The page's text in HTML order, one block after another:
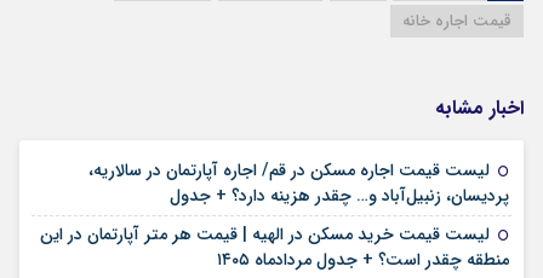
قیمت اجاره خانه
اخبار مشابه
لیست قیمت اجاره مسکن در قم/ اجاره آپارتمان در سالاریه،
پردیسان، زنبیل‌آباد و… چقدر هزینه دارد؟ + جدول
لیست قیمت خرید مسکن در الهیه | قیمت هر متر آپارتمان در این
منطقه چقدر است؟ + جدول مردادماه ۱۴۰۵